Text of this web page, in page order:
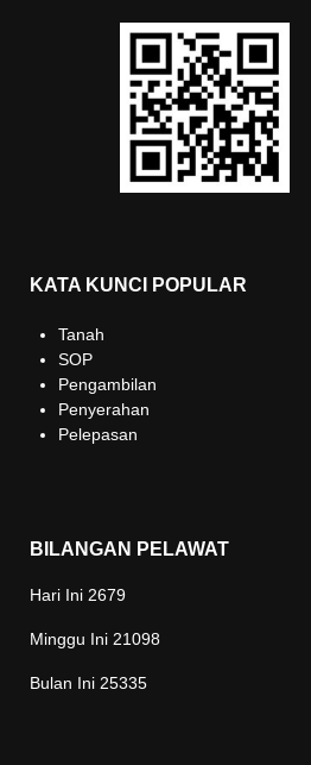
KATA KUNCI POPULAR
Tanah
SOP
Pengambilan
Penyerahan
Pelepasan
BILANGAN PELAWAT
Hari Ini 2679
Minggu Ini 21098
Bulan Ini 25335